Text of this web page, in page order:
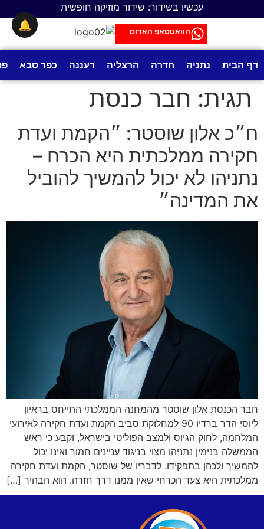
עכשיו בשידור: שידור מוזיקה חופשית
הוואטסאפ האדום
דף הבית נתניה חדרה הרצליה רעננה כפר סבא
תגית: חבר כנסת
ח״כ אלון שוסטר: ״הקמת ועדת
חקירה ממלכתית היא הכרח –
נתניהו לא יכול להמשיך להוביל
את המדינה״
חבר הכנסת אלון שוסטר מהמחנה הממלכתי התייחס בראיון
ליוסי הדר ברדיו 90 למחלוקת סביב הקמת ועדת חקירה לאירועי
המלחמה, לחוק הגיוס ולמצב הפוליטי בישראל, וקבע כי ראש
הממשלה בנימין נתניהו מצוי בניגוד עניינים חמור ואינו יכול
להמשיך ולכהן בתפקידו. לדבריו של שוסטר, הקמת ועדת חקירה
ממלכתית היא צעד הכרחי שאין ממנו דרך חזרה. הוא הבהיר […]
🔔